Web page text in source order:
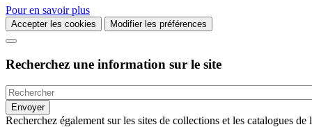
Pour en savoir plus
Accepter les cookies Modifier les préférences
Recherchez une information sur le site
Recherchez également sur les sites de collections et les catalogues